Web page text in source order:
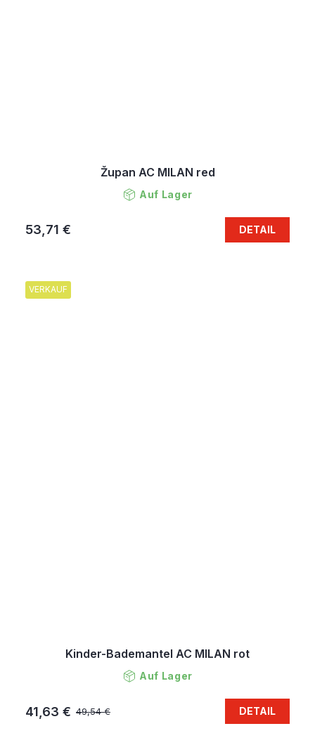
Župan AC MILAN red
Auf Lager
53,71 € DETAIL
VERKAUF
Kinder-Bademantel AC MILAN rot
Auf Lager
49,54 €
41,63 € DETAIL